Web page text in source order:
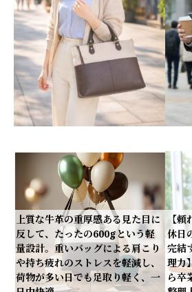
上質な牛革の重厚感ある見た目に
反して、たったの600gという軽
量設計。重いバッグによる肩こり
や持ち疲れのストレスを軽減し、
荷物が多い日でも足取り軽く、一
【
休日
完結
理力
ら卒